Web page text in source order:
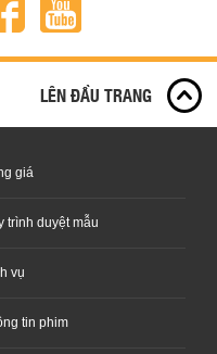
LÊN ĐẦU TRANG
giá
trình duyệt mẫu
vụ
tin phim